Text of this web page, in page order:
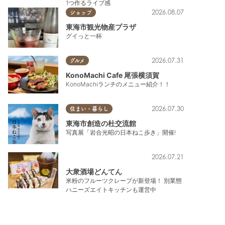
1つ作るライブ感
ショップ 2026.08.07
東海市観光物産プラザ
グイっと一杯
グルメ 2026.07.31
KonoMachi Cafe 尾張横須賀
KonoMachiランチのメニュー紹介！！
住まい・暮らし 2026.07.30
東海市創造の杜交流館
写真展「岩合光昭の日本ねこ歩き」開催!
2026.07.21
大衆酒場どんてん
米粉のフルーツクレープが新登場！ 別業態
ハニーズエイトキッチンも運営中